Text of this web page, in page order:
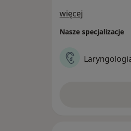
więcej
Nasze specjalizacje